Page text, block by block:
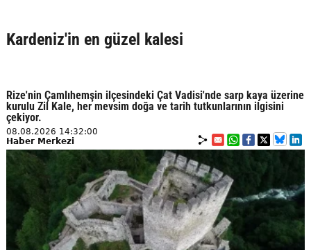
Kardeniz'in en güzel kalesi
Rize'nin Çamlıhemşin ilçesindeki Çat Vadisi'nde sarp kaya üzerine
kurulu Zil Kale, her mevsim doğa ve tarih tutkunlarının ilgisini
çekiyor.
08.08.2026 14:32:00
Haber Merkezi